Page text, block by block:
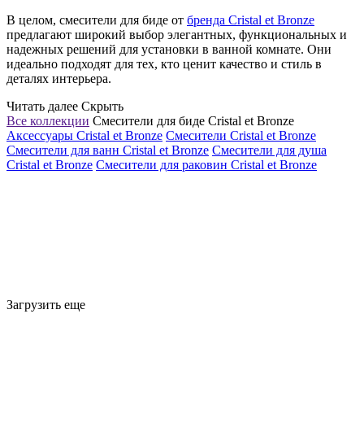
В целом, смесители для биде от бренда Cristal et Bronze
предлагают широкий выбор элегантных, функциональных и
надежных решений для установки в ванной комнате. Они
идеально подходят для тех, кто ценит качество и стиль в
деталях интерьера.
Читать далее Скрыть
Все коллекции Смесители для биде Cristal et Bronze
Аксессуары Cristal et Bronze Смесители Cristal et Bronze
Смесители для ванн Cristal et Bronze Смесители для душа
Cristal et Bronze Смесители для раковин Cristal et Bronze
Загрузить еще